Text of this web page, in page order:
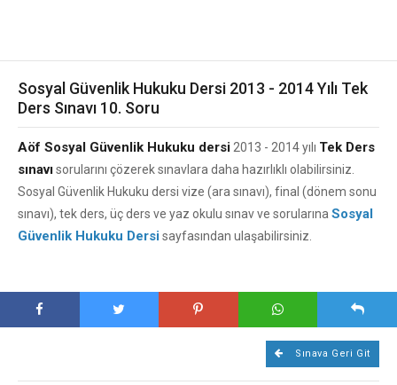
Sosyal Güvenlik Hukuku Dersi 2013 - 2014 Yılı Tek
Ders Sınavı 10. Soru
Aöf Sosyal Güvenlik Hukuku dersi 2013 - 2014 yılı Tek Ders
sınavısorularını çözerek sınavlara daha hazırlıklı olabilirsiniz.
Sosyal Güvenlik Hukuku dersi vize (ara sınavı), final (dönem sonu
sınavı), tek ders, üç ders ve yaz okulu sınav ve sorularına Sosyal
Güvenlik Hukuku Dersisayfasından ulaşabilirsiniz.
Sınava Geri Git